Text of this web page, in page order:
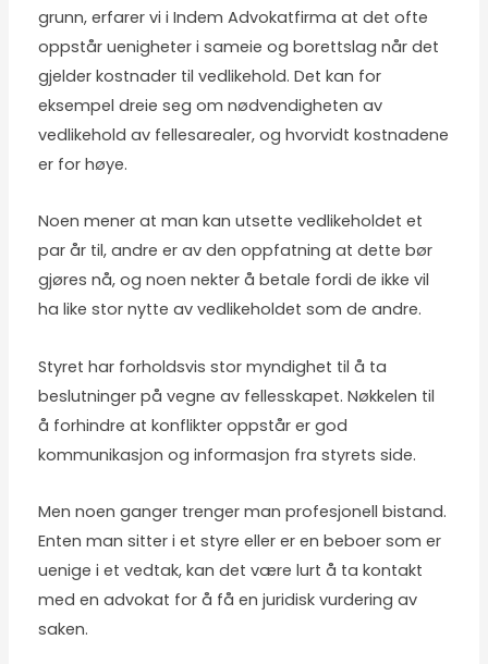
grunn, erfarer vi i Indem Advokatfirma at det ofte
oppstår uenigheter i sameie og borettslag når det
gjelder kostnader til vedlikehold. Det kan for
eksempel dreie seg om nødvendigheten av
vedlikehold av fellesarealer, og hvorvidt kostnadene
er for høye.
Noen mener at man kan utsette vedlikeholdet et
par år til, andre er av den oppfatning at dette bør
gjøres nå, og noen nekter å betale fordi de ikke vil
ha like stor nytte av vedlikeholdet som de andre.
Styret har forholdsvis stor myndighet til å ta
beslutninger på vegne av fellesskapet. Nøkkelen til
å forhindre at konflikter oppstår er god
kommunikasjon og informasjon fra styrets side.
Men noen ganger trenger man profesjonell bistand.
Enten man sitter i et styre eller er en beboer som er
uenige i et vedtak, kan det være lurt å ta kontakt
med en advokat for å få en juridisk vurdering av
saken.